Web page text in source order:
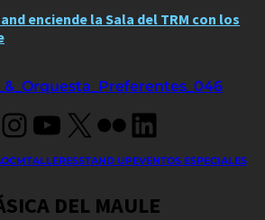
enciende la Sala del TRM con los
Instagram
YouTube
X FlickrLinkedIn
OCMTALLERESSTAND UPEVENTOS ESPECIALES
DEL MAULE